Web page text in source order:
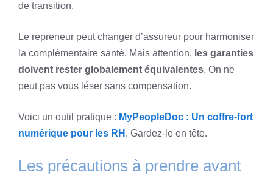
de transition.
Le repreneur peut changer d’assureur pour harmoniser
la complémentaire santé. Mais attention, les garanties
doivent rester globalement équivalentes. On ne
peut pas vous léser sans compensation.
Voici un outil pratique : MyPeopleDoc : Un coffre-fort
numérique pour les RH . Gardez-le en tête.
Les précautions à prendre avant